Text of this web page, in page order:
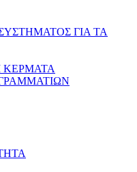
ΓΙΑ ΤΑ
ΚΕΡΜΑΤΑ